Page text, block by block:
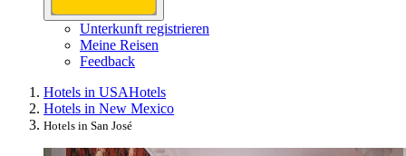
Unterkunft registrieren
Meine Reisen
Feedback
Hotels in USAHotels
Hotels in New Mexico
Hotels in San José